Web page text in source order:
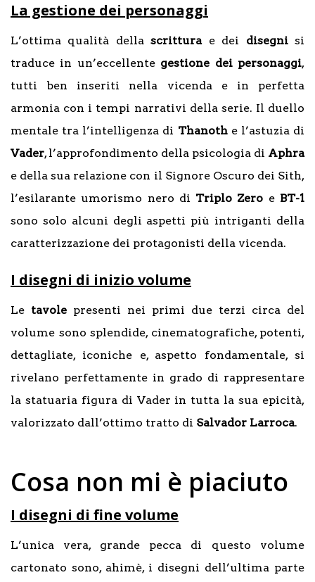
La gestione dei personaggi
L’ottima qualità dellascritturae dei disegnisi
traduce in un’eccellente gestione dei personaggi,
tutti ben inseriti nella vicenda e in perfetta
armonia con i tempi narrativi della serie. Il duello
mentale tra l’intelligenza di Thanothe l’astuzia di
Vader, l’approfondimento della psicologia di Aphra
e della sua relazione con il Signore Oscuro dei Sith,
l’esilarante umorismo nero di Triplo Zero e BT-1
sono solo alcuni degli aspetti più intriganti della
caratterizzazione dei protagonisti della vicenda.
I disegni di inizio volume
Le tavole presenti nei primi due terzi circa del
volume sono splendide, cinematografiche, potenti,
dettagliate, iconiche e, aspetto fondamentale, si
rivelano perfettamente in grado di rappresentare
la statuaria figura di Vader in tutta la sua epicità,
valorizzato dall’ottimo tratto di Salvador Larroca.
Cosa non mi è piaciuto
I disegni di fine volume
L’unica vera, grande pecca di questo volume
cartonato sono, ahimè, i disegni dell’ultima parte